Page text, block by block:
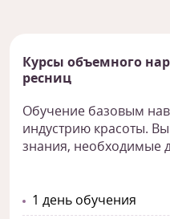
Курсы объемного
ресниц
Обучение базовым
индустрию красоты.
знания, необходимые
1 день обучения